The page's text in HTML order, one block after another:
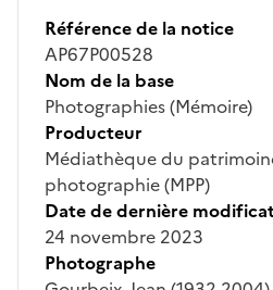
Référence de la notice
AP67P00528
Nom de la base
Photographies (Mémoire)
Producteur
Médiathèque du
photographie (MPP)
Date de dernière
24 novembre 2023
Photographe